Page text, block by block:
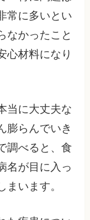
常に多いとい
なかったこと
心材料になり
当に大丈夫な
膨らんでいき
調べると、食
名が目に入っ
います。